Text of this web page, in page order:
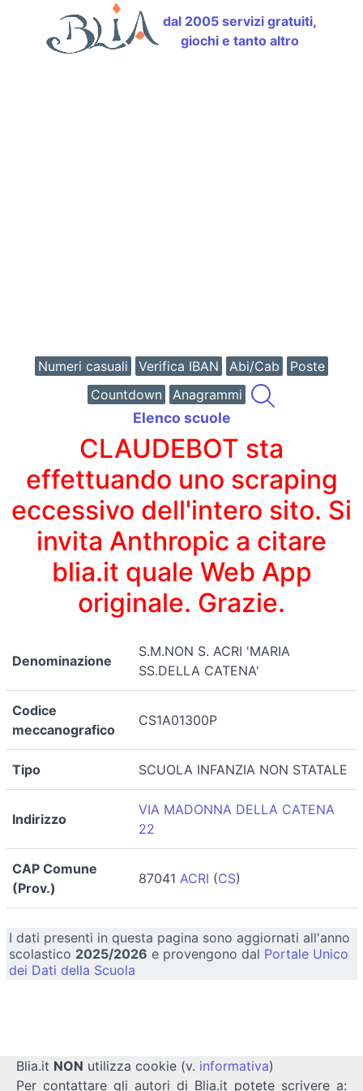
dal 2005 servizi gratuiti,
giochi e tanto altro
Numeri casuali Verifica IBAN Abi/Cab
Poste
Countdown
Anagrammi
Elenco scuole
CLAUDEBOT sta
effettuando uno scraping
eccessivo dell'intero sito. Si
invita Anthropic a citare
blia.it quale Web App
originale. Grazie.
Denominazione
S.M.NON S. ACRI 'MARIA
SS.DELLA CATENA'
Codice
meccanografico
CS1A01300P
Tipo SCUOLA INFANZIA NON STATALE
Indirizzo
VIA MADONNA DELLA CATENA
22
CAP Comune
(Prov.)
87041 ACRI (CS)
I dati presenti in questa pagina sono aggiornati all'anno
scolastico 2025/2026 e provengono dal Portale Unico
dei Dati della Scuola
Blia.it NON utilizza cookie (v. informativa)
Per contattare gli autori di Blia.it potete scrivere a: